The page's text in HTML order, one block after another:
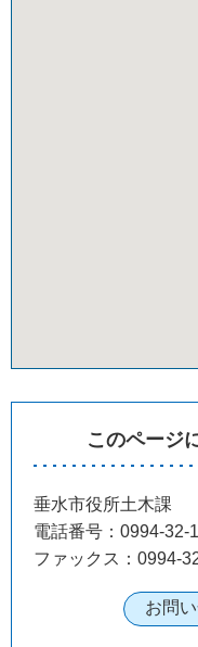
このページ
垂水市役所土木課
電話番号：0994-32-
ファックス：0994-